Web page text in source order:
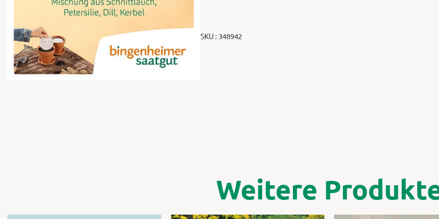
SKU : 348942
Weitere